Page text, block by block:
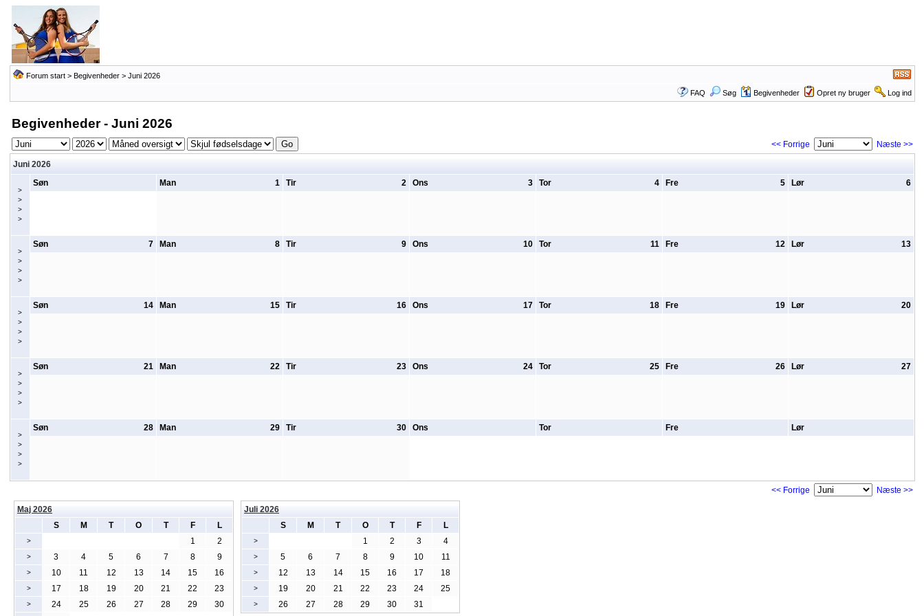
Forum start> Begivenheder> Juni 2026
FAQ Søg Begivenheder Opret ny bruger Log ind
Begivenheder - Juni 2026
<< Forrige Næste >>
Juni 2026
>
>
>
>
Søn 1
Man 2
Tir 3
Ons 4
Tor 5
Fre 6
Lør
>
>
>
>
7
Søn 8
Man 9
Tir 10
Ons 11
Tor 12
Fre 13
Lør
>
>
>
>
14
Søn 15
Man 16
Tir 17
Ons 18
Tor 19
Fre 20
Lør
>
>
>
>
21
Søn 22
Man 23
Tir 24
Ons 25
Tor 26
Fre 27
Lør
>
>
>
>
28
Søn 29
Man 30
Tir Ons Tor Fre Lør
<< Forrige
Næste >>
Maj 2026
S
M T O T F L
> 1 2
> 3 4 5 6 7 8 9
> 10 11 12 13 14 15 16
> 17 18 19 20 21 22 23
> 24 25 26 27 28 29
30
Juli 2026
S
M T O T F L
> 1 2 3 4
> 5 6 7 8 9 10 11
> 12 13 14 15 16 17 18
> 19 20 21 22 23 24 25
> 26 27 28 29 30 31